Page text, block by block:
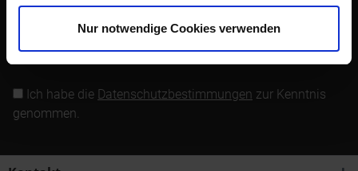
Nur notwendige Cookies verwenden
Sie keine Neuigkeit oder Aktion mehr von Siebenrock.
Newsletter abonnieren
Ich habe die Datenschutzbestimmungen zur Kenntnis
genommen.